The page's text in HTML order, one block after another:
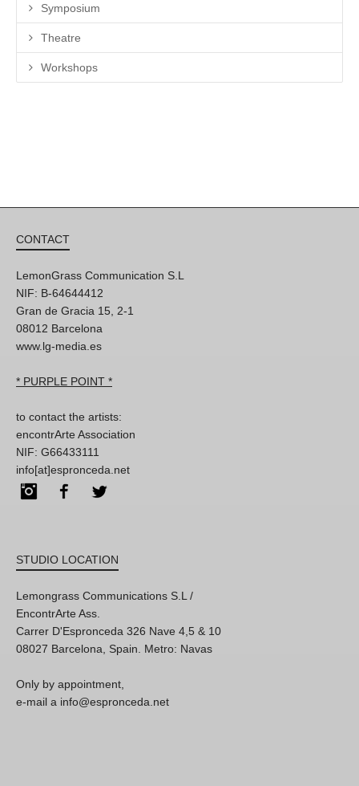
Symposium
Theatre
Workshops
CONTACT
LemonGrass Communication S.L
NIF: B-64644412
Gran de Gracia 15, 2-1
08012 Barcelona
www.lg-media.es
* PURPLE POINT *
to contact the artists:
encontrArte Association
NIF: G66433111
info[at]espronceda.net
InstagramFacebook
STUDIO LOCATION
Lemongrass Communications S.L /
EncontrArte Ass.
Carrer D'Espronceda 326 Nave 4,5 & 10
08027 Barcelona, Spain. Metro: Navas
Only by appointment,
e-mail a info@espronceda.net